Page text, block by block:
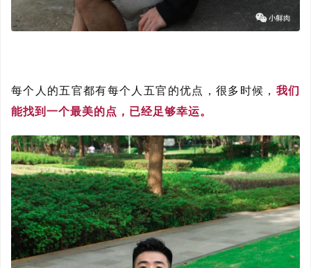
每个人的五官都有每个人五官的优点，很多时候， 我们
能找到一个最美的点，已经足够幸运。